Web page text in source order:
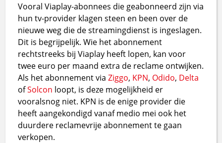
Vooral Viaplay-abonnees die geabonneerd zijn via
hun tv-provider klagen steen en been over de
nieuwe weg die de streamingdienst is ingeslagen.
Dit is begrijpelijk. Wie het abonnement
rechtstreeks bij Viaplay heeft lopen, kan voor
twee euro per maand extra de reclame ontwijken.
Als het abonnement viaZiggo, KPN, Odido, Delta
ofSolcon loopt, is deze mogelijkheid er
vooralsnog niet. KPN is de enige provider die
heeft aangekondigd vanaf medio mei ook het
duurdere reclamevrije abonnement te gaan
verkopen.